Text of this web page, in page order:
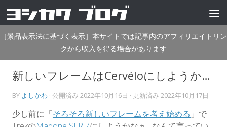
コンテンツへスキップ
［景品表示法に基づく表示］本サイトでは記事内のアフィリエイトリン
クから収入を得る場合があります
新しいフレームはCervéloにしようか…
BY よしかわ · 公開済み 2022年10月16日 · 更新済み 2022年10月17日
少し前に「そろそろ新しいフレームを考え始める 」で